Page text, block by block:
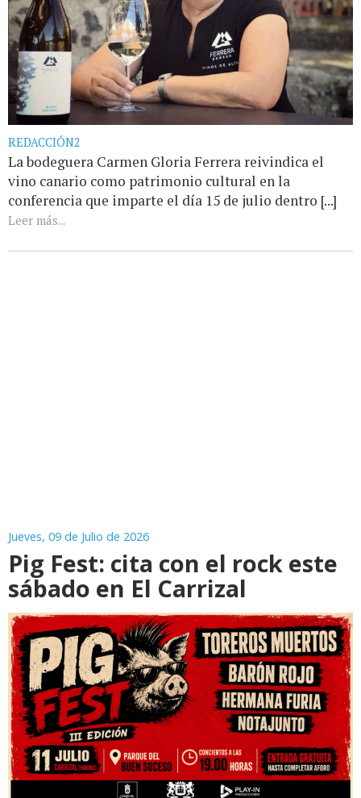
REDACCIÓN2
La bodeguera Carmen Gloria Ferrera reivindica el
vino canario como patrimonio cultural en la
conferencia que imparte el día 15 de julio dentro [...]
Leer más...
Jueves, 09 de Julio de 2026
Pig Fest: cita con el rock este
sábado en El Carrizal